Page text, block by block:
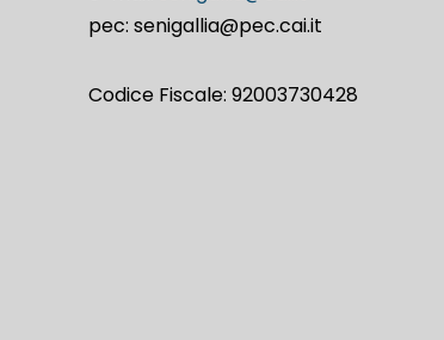
pec: senigallia@pec.cai.it
Codice Fiscale: 92003730428